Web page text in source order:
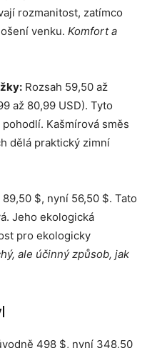
rozmanitost, zatímco
venku. Komfort a
Rozsah 59,50 až
až 80,99 USD). Tyto
Kašmírová směs
dělá praktický zimní
$, nyní 56,50 $. Tato
Jeho ekologická
pro ekologicky
ale účinný způsob, jak
498 $, nyní 348,50